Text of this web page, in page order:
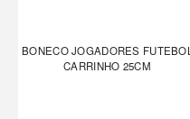
BONECO JOGADORES FUTEBOL
CARRINHO 25CM